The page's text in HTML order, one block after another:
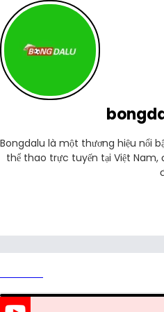
Bongdalu là một thương hiệu nổi
thể thao trực tuyến tại Việt